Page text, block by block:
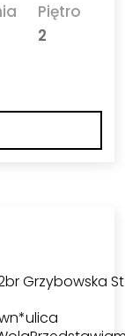
Piętro
2
Grzybowska St